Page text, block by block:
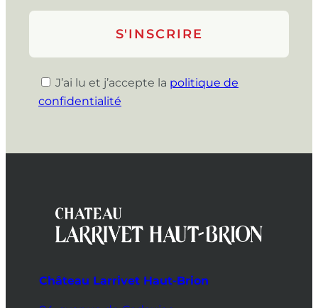
J’ai lu et j’accepte la politique de
confidentialité
Château Larrivet Haut-Brion